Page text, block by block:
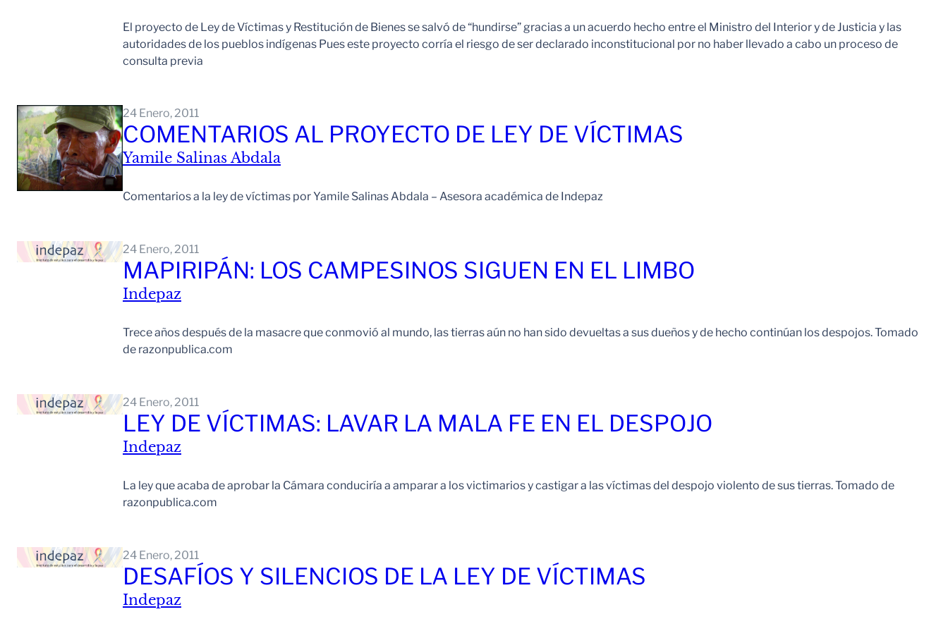
El proyecto de Ley de Víctimas y Restitución de Bienes se salvó de “hundirse” gracias a un acuerdo hecho entre el Ministro del Interior y de Justicia y las
autoridades de los pueblos indígenas Pues este proyecto corría el riesgo de ser declarado inconstitucional por no haber llevado a cabo un proceso de
consulta previa
24 Enero, 2011
COMENTARIOS AL PROYECTO DE LEY DE VÍCTIMAS
Yamile Salinas Abdala
Comentarios a la ley de víctimas por Yamile Salinas Abdala – Asesora académica de Indepaz
24 Enero, 2011
MAPIRIPÁN: LOS CAMPESINOS SIGUEN EN EL LIMBO
Indepaz
Trece años después de la masacre que conmovió al mundo, las tierras aún no han sido devueltas a sus dueños y de hecho continúan los despojos. Tomado
de razonpublica.com
24 Enero, 2011
LEY DE VÍCTIMAS: LAVAR LA MALA FE EN EL DESPOJO
Indepaz
La ley que acaba de aprobar la Cámara conduciría a amparar a los victimarios y castigar a las víctimas del despojo violento de sus tierras. Tomado de
razonpublica.com
24 Enero, 2011
DESAFÍOS Y SILENCIOS DE LA LEY DE VÍCTIMAS
Indepaz